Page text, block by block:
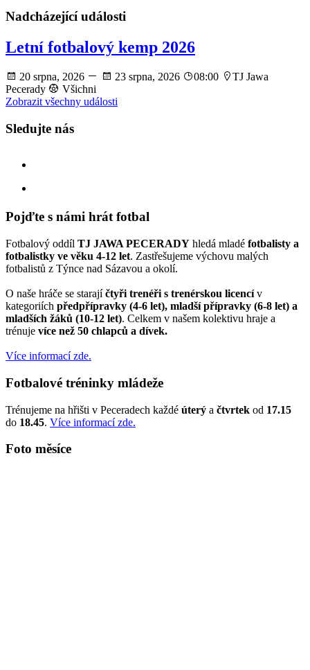
Nadcházející události
Letní fotbalový kemp 2026
20 srpna, 2026 23 srpna, 2026 08:00
TJ Jawa
Pecerady
Všichni
Zobrazit všechny události
Sledujte nás
Pojďte s námi hrát fotbal
Fotbalový oddíl TJ JAWA PECERADY hledá mladé fotbalisty a
fotbalistky ve věku 4-12 let. Zastřešujeme výchovu malých
fotbalistů z Týnce nad Sázavou a okolí.
O naše hráče se starajíčtyři trenéři s trenérskou licencív
kategoriích předpřípravky (4-6 let), mladší přípravky (6-8 let) a
mladších žáků (10-12 let). Celkem v našem kolektivu hraje a
trénuje více než 50 chlapců a dívek.
Více informací zde.
Fotbalové tréninky mládeže
Trénujeme na hřišti v Peceradech každé úterý a čtvrtek od 17.15
do 18.45. Více informací zde.
Foto měsíce